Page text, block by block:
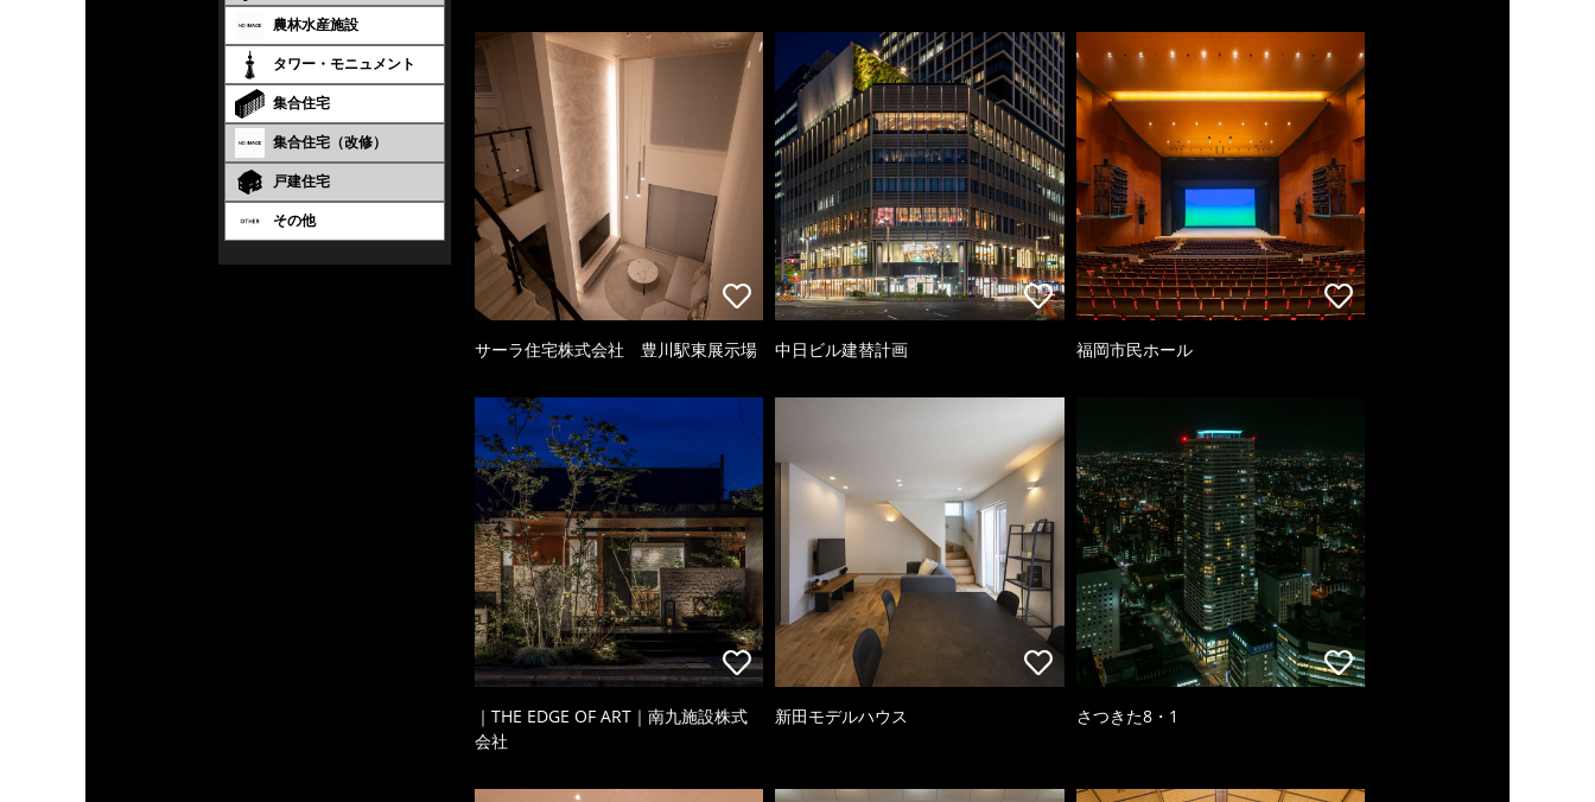
農林水産施設
タワー・モニュメント
集合住宅
集合住宅（改修）
戸建住宅
その他
サーラ住宅株式会社 豊川駅東展示場 中日ビル建替計画 福岡市民ホール
｜THE EDGE OF ART｜南九施設株式
会社
新田モデルハウス さつきた8・1